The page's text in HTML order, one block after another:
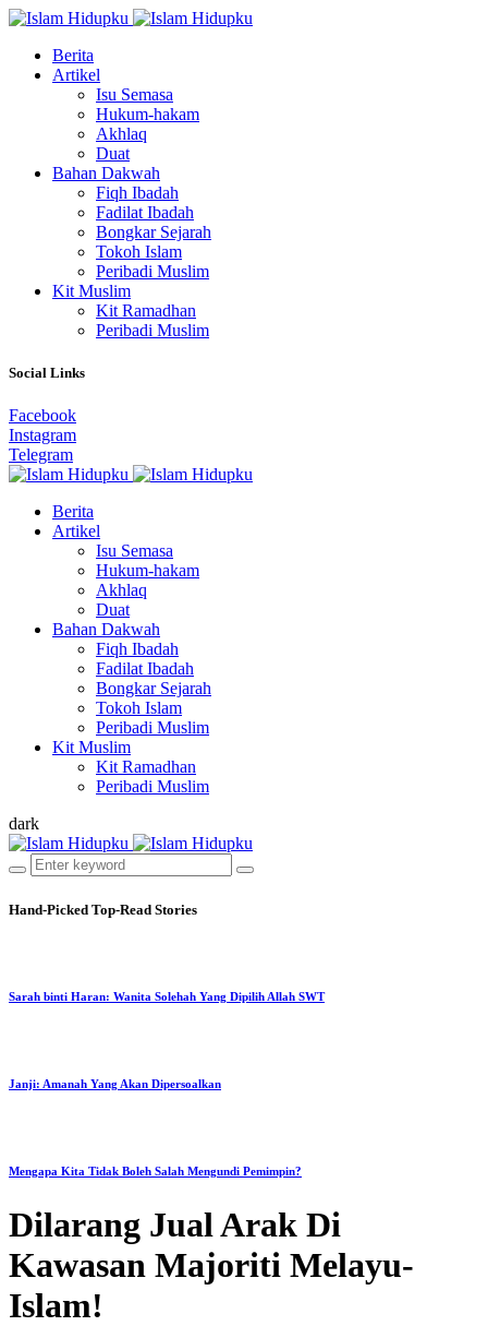
Berita
Artikel
Isu Semasa
Hukum-hakam
Akhlaq
Duat
Bahan Dakwah
Fiqh Ibadah
Fadilat Ibadah
Bongkar Sejarah
Tokoh Islam
Peribadi Muslim
Kit Muslim
Kit Ramadhan
Peribadi Muslim
Social Links
Facebook
Instagram
Telegram
Berita
Artikel
Isu Semasa
Hukum-hakam
Akhlaq
Duat
Bahan Dakwah
Fiqh Ibadah
Fadilat Ibadah
Bongkar Sejarah
Tokoh Islam
Peribadi Muslim
Kit Muslim
Kit Ramadhan
Peribadi Muslim
dark
Hand-Picked Top-Read Stories
Sarah binti Haran: Wanita Solehah Yang Dipilih Allah SWT
Janji: Amanah Yang Akan Dipersoalkan
Mengapa Kita Tidak Boleh Salah Mengundi Pemimpin?
Dilarang Jual Arak Di
Kawasan Majoriti Melayu-
Islam!